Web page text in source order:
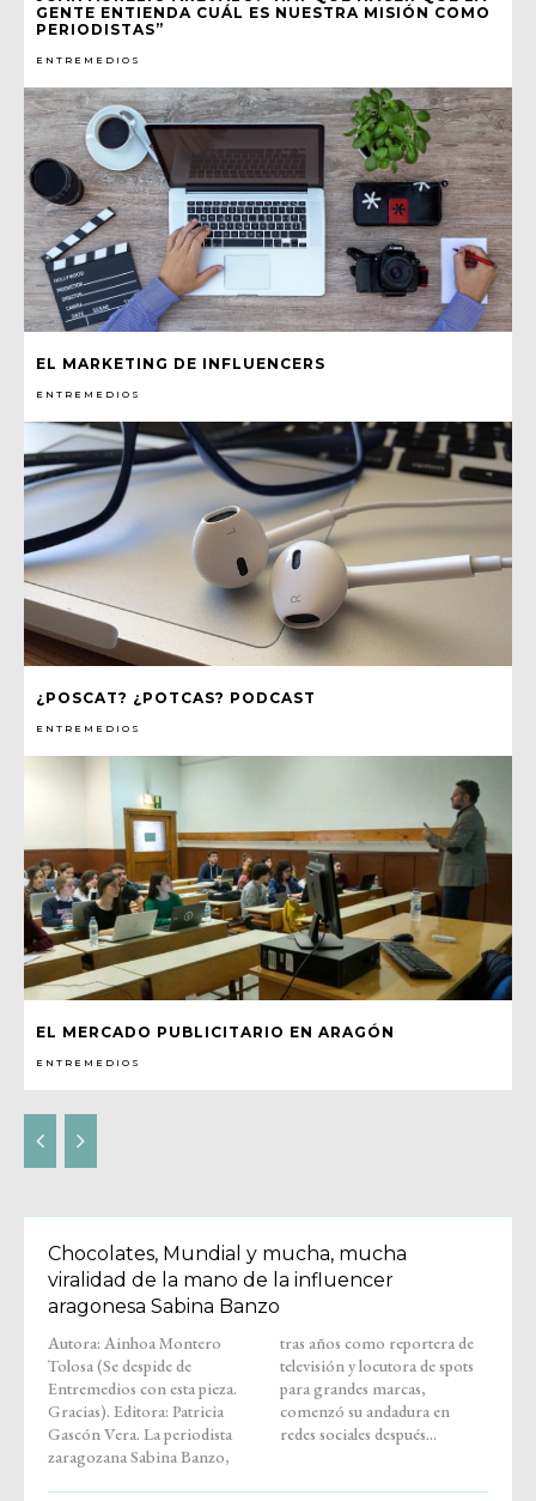
GENTE ENTIENDA CUÁL ES NUESTRA MISIÓN COMO
PERIODISTAS”
ENTREMEDIOS
EL MARKETING DE INFLUENCERS
ENTREMEDIOS
¿POSCAT? ¿POTCAS? PODCAST
ENTREMEDIOS
EL MERCADO PUBLICITARIO EN ARAGÓN
ENTREMEDIOS
Chocolates, Mundial y mucha, mucha
viralidad de la mano de la influencer
aragonesa Sabina Banzo
Autora: Ainhoa Montero
Tolosa (Se despide de
Entremedios con esta pieza.
Gracias). Editora: Patricia
Gascón Vera. La periodista
zaragozana Sabina Banzo,
tras años como reportera de
televisión y locutora de spots
para grandes marcas,
comenzó su andadura en
redes sociales después...